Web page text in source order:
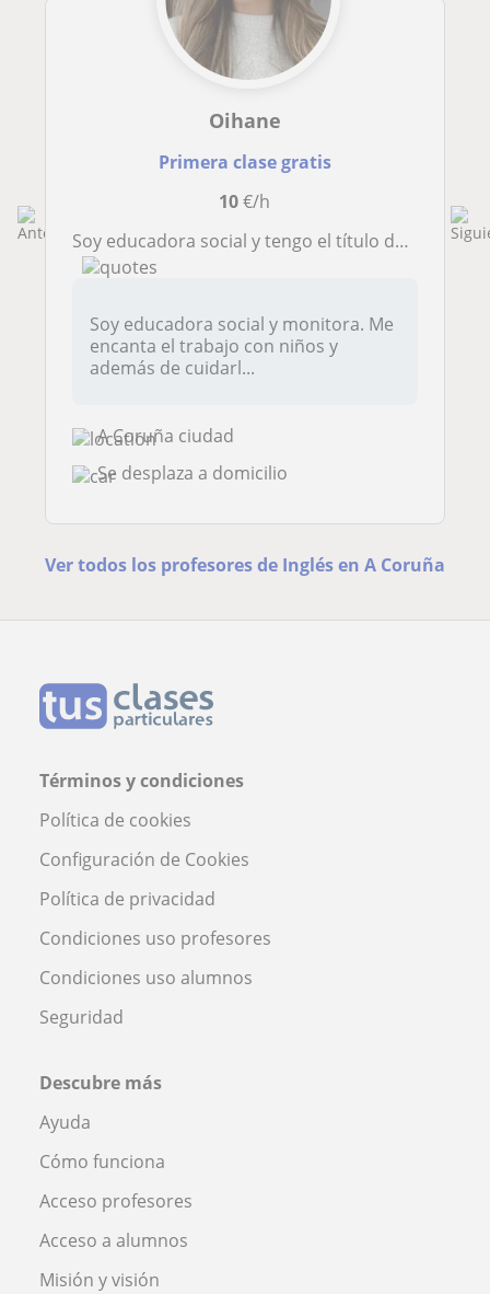
Oihane
Primera clase gratis
10€/h
Soy educadora social y tengo el título de monitora de ocio y tiempo libre
Soy educadora social y monitora. Me
encanta el trabajo con niños y
además de cuidarl...
A Coruña ciudad
Se desplaza a domicilio
Ver todos los profesores de Inglés en A Coruña
Términos y condiciones
Política de cookies
Configuración de Cookies
Política de privacidad
Condiciones uso profesores
Condiciones uso alumnos
Seguridad
Descubre más
Ayuda
Cómo funciona
Acceso profesores
Acceso a alumnos
Misión y visión